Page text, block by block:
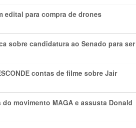
edital para compra de drones
sobre candidatura ao Senado para ser
contas de filme sobre Jair
movimento MAGA e assusta Donald